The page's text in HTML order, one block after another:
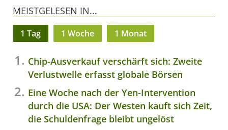
MEISTGELESEN IN...
1 Tag 1 Woche 1 Monat
Chip-Ausverkauf verschärft sich: Zweite
Verlustwelle erfasst globale Börsen
Eine Woche nach der Yen-Intervention
durch die USA: Der Westen kauft sich Zeit,
die Schuldenfrage bleibt ungelöst